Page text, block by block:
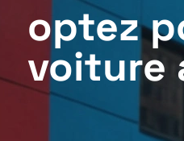
optez
voiture